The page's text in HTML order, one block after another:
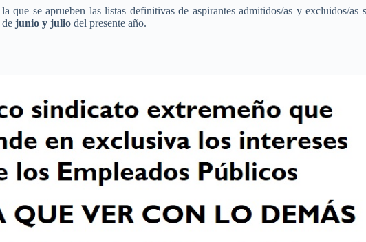
se aprueben las listas definitivas de aspirantes admitidos/as y excluidos/
junio y julio del presente año.